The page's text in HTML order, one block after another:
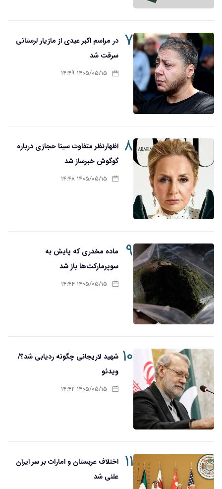
۷ در مراسم اکبر عبدی از مازیار لرستانی
سرقت شد
۱۴۰۵/۰۵/۱۵ ۱۴:۴۹
۸ اظهارنظر متفاوت سینا حجازی درباره
گوگوش خبرساز شد
۱۴۰۵/۰۵/۱۵ ۱۴:۴۸
۹
ماده مخدری که پایش به
سوپرمارکت‌ها باز شد
۱۴۰۵/۰۵/۱۵ ۱۴:۴۴
۱۰ شهید لاریجانی چگونه ردیابی شد؟/
ویدئو
۱۴۰۵/۰۵/۱۵ ۱۴:۴۲
۱۱
اختلاف عربستان و امارات بر سر ایران
علنی شد